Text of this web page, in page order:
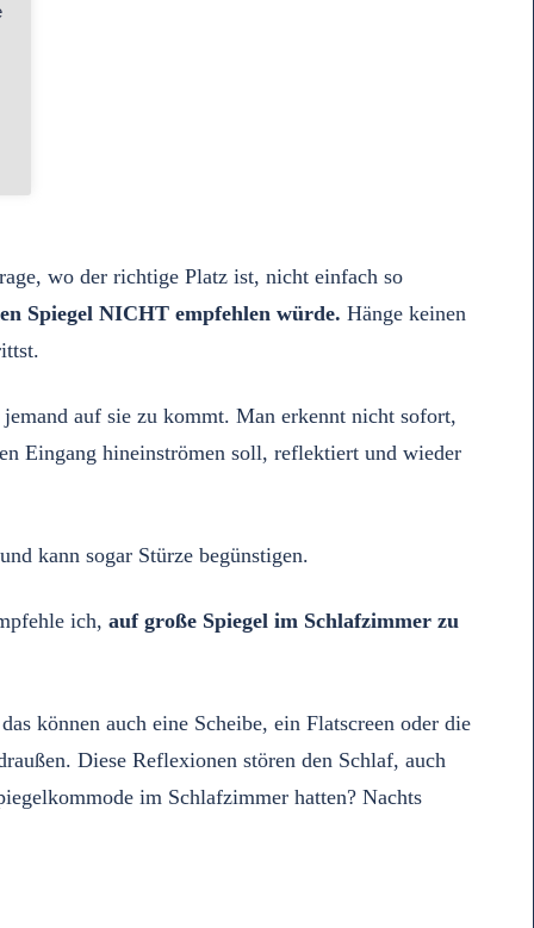
wo der richtige Platz ist, nicht einfach so
Spiegel NICHT empfehlen würde. Hänge keinen
jemand auf sie zu kommt. Man erkennt nicht sofort,
Eingang hineinströmen soll, reflektiert und wieder
kann sogar Stürze begünstigen.
ich, auf große Spiegel im Schlafzimmer zu
können auch eine Scheibe, ein Flatscreen oder die
Diese Reflexionen stören den Schlaf, auch
im Schlafzimmer hatten? Nachts